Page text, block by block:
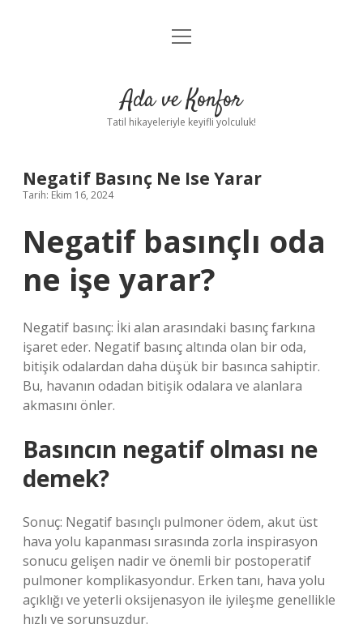
Anasayfa
Yasal Uyarı
menüyü
Ada ve Konfor
Tatil hikayeleriyle keyifli yolculuk!
Negatif Basınç Ne Ise Yarar
Tarih: Ekim 16, 2024
Negatif basınçlı oda
ne işe yarar?
Negatif basınç: İki alan arasındaki basınç farkına
işaret eder. Negatif basınç altında olan bir oda,
bitişik odalardan daha düşük bir basınca sahiptir.
Bu, havanın odadan bitişik odalara ve alanlara
akmasını önler.
Basıncın negatif olması ne
demek?
Sonuç: Negatif basınçlı pulmoner ödem, akut üst
hava yolu kapanması sırasında zorla inspirasyon
sonucu gelişen nadir ve önemli bir postoperatif
pulmoner komplikasyondur. Erken tanı, hava yolu
açıklığı ve yeterli oksijenasyon ile iyileşme genellikle
hızlı ve sorunsuzdur.